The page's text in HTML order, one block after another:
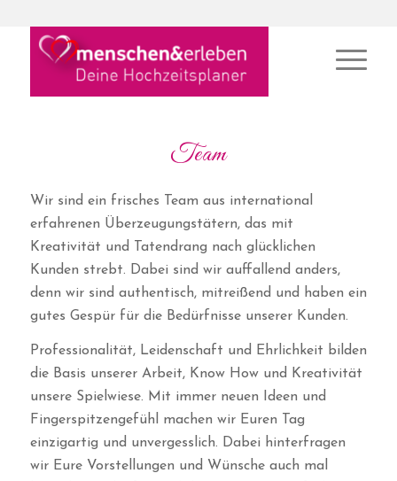
Team
Wir sind ein frisches Team aus international
erfahrenen Überzeugungstätern, das mit
Kreativität und Tatendrang nach glücklichen
Kunden strebt. Dabei sind wir auffallend anders,
denn wir sind authentisch, mitreißend und haben ein
gutes Gespür für die Bedürfnisse unserer Kunden.
Professionalität, Leidenschaft und Ehrlichkeit bilden
die Basis unserer Arbeit, Know How und Kreativität
unsere Spielwiese. Mit immer neuen Ideen und
Fingerspitzengefühl machen wir Euren Tag
einzigartig und unvergesslich. Dabei hinterfragen
wir Eure Vorstellungen und Wünsche auch mal